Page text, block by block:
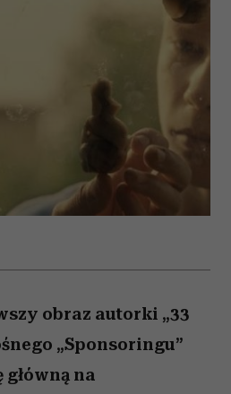
obraz autorki „33
„Sponsoringu”
na